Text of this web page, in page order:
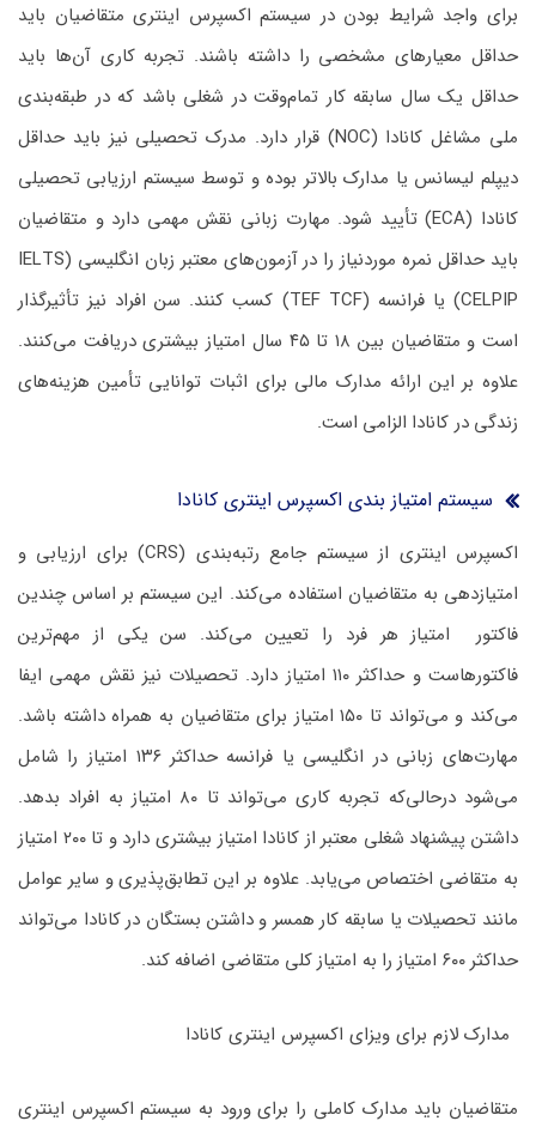
برای واجد شرایط بودن در سیستم اکسپرس اینتری متقاضیان باید
حداقل معیارهای مشخصی را داشته باشند. تجربه کاری آن‌ها باید
حداقل یک سال سابقه کار تمام‌وقت در شغلی باشد که در طبقه‌بندی
ملی مشاغل کانادا (NOC) قرار دارد. مدرک تحصیلی نیز باید حداقل
دیپلم لیسانس یا مدارک بالاتر بوده و توسط سیستم ارزیابی تحصیلی
کانادا (ECA) تأیید شود. مهارت زبانی نقش مهمی دارد و متقاضیان
باید حداقل نمره موردنیاز را در آزمون‌های معتبر زبان انگلیسی (IELTS
CELPIP) یا فرانسه (TEF TCF) کسب کنند. سن افراد نیز تأثیرگذار
است و متقاضیان بین ۱۸ تا ۴۵ سال امتیاز بیشتری دریافت می‌کنند.
علاوه بر این ارائه مدارک مالی برای اثبات توانایی تأمین هزینه‌های
زندگی در کانادا الزامی است.
سیستم امتیاز بندی اکسپرس اینتری کانادا
اکسپرس اینتری از سیستم جامع رتبه‌بندی (CRS) برای ارزیابی و
امتیازدهی به متقاضیان استفاده می‌کند. این سیستم بر اساس چندین
فاکتور امتیاز هر فرد را تعیین می‌کند. سن یکی از مهم‌ترین
فاکتورهاست و حداکثر ۱۱۰ امتیاز دارد. تحصیلات نیز نقش مهمی ایفا
می‌کند و می‌تواند تا ۱۵۰ امتیاز برای متقاضیان به همراه داشته باشد.
مهارت‌های زبانی در انگلیسی یا فرانسه حداکثر ۱۳۶ امتیاز را شامل
می‌شود درحالی‌که تجربه کاری می‌تواند تا ۸۰ امتیاز به افراد بدهد.
داشتن پیشنهاد شغلی معتبر از کانادا امتیاز بیشتری دارد و تا ۲۰۰ امتیاز
به متقاضی اختصاص می‌یابد. علاوه بر این تطابق‌پذیری و سایر عوامل
مانند تحصیلات یا سابقه کار همسر و داشتن بستگان در کانادا می‌تواند
حداکثر ۶۰۰ امتیاز را به امتیاز کلی متقاضی اضافه کند.
مدارک لازم برای ویزای اکسپرس اینتری کانادا
متقاضیان باید مدارک کاملی را برای ورود به سیستم اکسپرس اینتری